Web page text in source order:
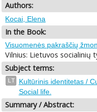
Authors:
Kocai, Elena
In the Book:
Visuomenės pakraščių
Vilnius: Lietuvos socialinių
Subject terms:
LT Kultūrinis identitetas /
Social life.
Summary / Abstract: